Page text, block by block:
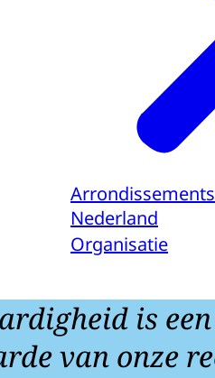
Nederland
Organisatie
is een
van onze